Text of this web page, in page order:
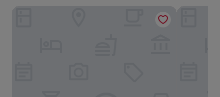
Hotel Monaco & Quisisana Hotel